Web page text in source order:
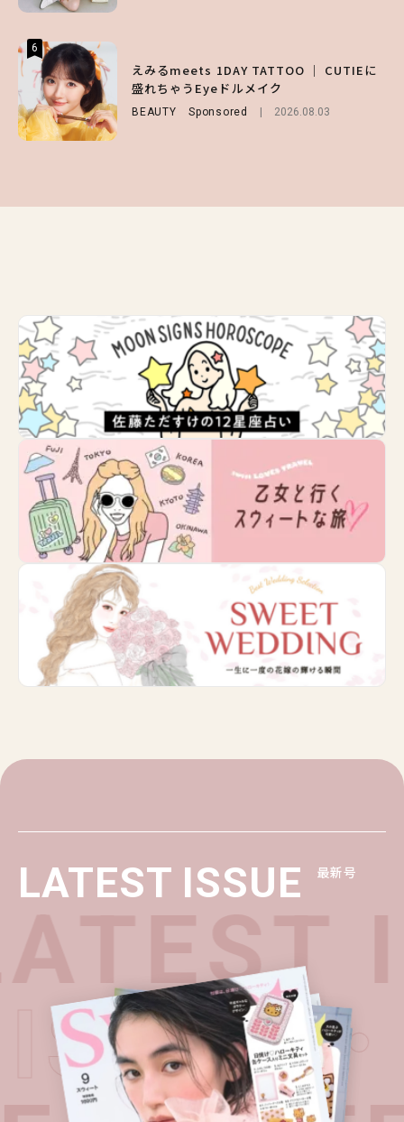
6
えみるmeets 1DAY TATTOO ｜ CUTIEに
盛れちゃうEyeドルメイク
BEAUTY Sponsored 2026.08.03
6
【庄司浩平】初デートの勝負服は？夏の思い
出や最近のハマりものを深掘り
ENTERTAINMENT 2026.08.08
6
【GU】夏の“主役級”アイテム決定！ヘルシ
ー＆可愛すぎる「大人の肌見せ」トップス3
選
2026.07.19
LATEST ISSUE 最新号
ISSUE